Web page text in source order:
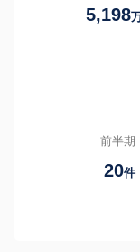
5,198
前半期
20件